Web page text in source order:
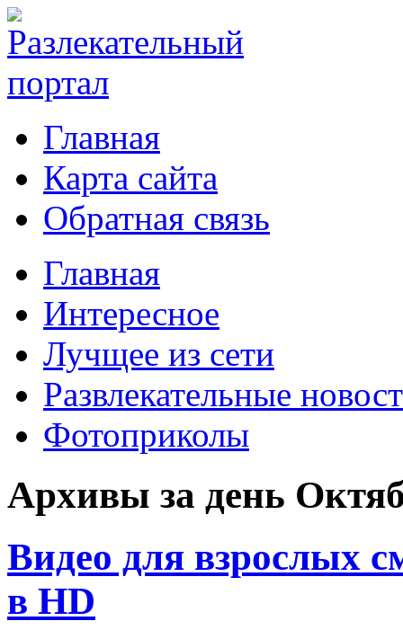
Главная
Карта сайта
Обратная связь
Главная
Интересное
Лучщее из сети
Развлекательные
Фотоприколы
Архивы за день
Видео для взрослых
в HD